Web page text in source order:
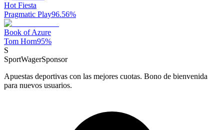
Hot Fiesta
Pragmatic Play96.56%
Book of Azure
Tom Horn95%
S
SportWagerSponsor
Apuestas deportivas con las mejores cuotas. Bono de bienvenida
para nuevos usuarios.